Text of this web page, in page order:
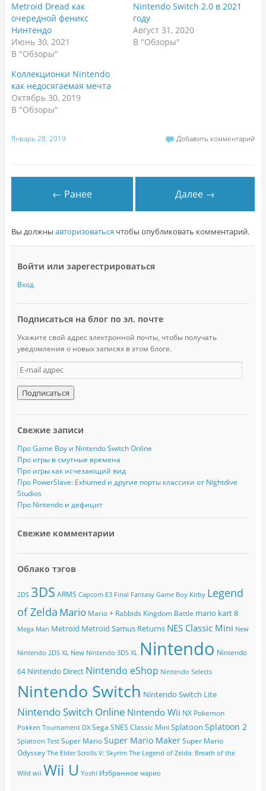
Metroid Dread как
очередной феникс
Нинтендо
Июнь 30, 2021
В "Обзоры"
Nintendo Switch 2.0 в 2021
году
Август 31, 2020
В "Обзоры"
Коллекционки Nintendo
как недосягаемая мечта
Октябрь 30, 2019
В "Обзоры"
Январь 28, 2019 Добавить комментарий
← Ранее Далее →
Вы должны авторизоваться чтобы опубликовать комментарий.
Войти или зарегестрироваться
Вход
Подписаться на блог по эл. почте
Укажите свой адрес электронной почты, чтобы получать
уведомления о новых записях в этом блоге.
E
-
m
a
i
а
д
р
е
с
Свежие записи
Про Game Boy и Nintendo Switch Online
Про игры в смутные времена
Про игры как исчезающий вид
Про PowerSlave: Exhumed и другие порты классики от Nightdive
Studios
Про Nintendo и дефицит
Свежие комментарии
Облако тэгов
2DS 3DS ARMS Capcom E3 Final Fantasy Game Boy Kirby Legend
of Zelda Mario Mario + Rabbids Kingdom Battle mario kart 8
Mega Man Metroid Metroid Samus Returns NES Classic Mini New
Nintendo 2DS XL New Nintendo 3DS XL Nintendo Nintendo
64 Nintendo Direct Nintendo eShop Nintendo Selects
Nintendo Switch Nintendo Switch Lite
Nintendo Switch Online Nintendo Wii NX Pokemon
Pokken Tournament DX Sega SNES Classic Mini Splatoon Splatoon 2
Splatoon Test Super Mario Super Mario Maker Super Mario
Odyssey The Elder Scrolls V: Skyrim The Legend of Zelda: Breath of the
Wild wii Wii U Yoshi Избранное марио